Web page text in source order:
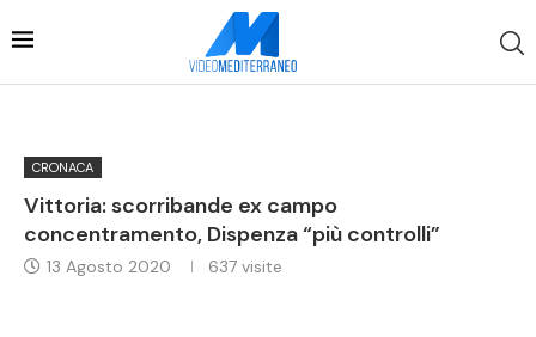
CRONACA
Vittoria: scorribande ex campo
concentramento, Dispenza “più controlli”
13 Agosto 2020 637 visite